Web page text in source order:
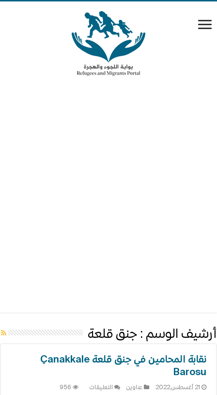
أرشيف الوسم :جنق قلعة
نقابة المحامين في جنق قلعة Çanakkale
Barosu
21 أغسطس,2022 عناوين التعليقات 956